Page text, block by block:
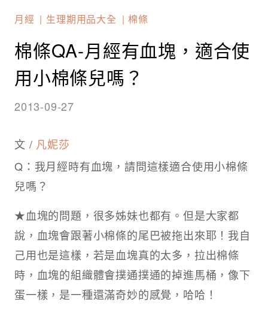
月經 生理期用品大全 棉條
棉條QA-月經有血塊，適合使
用小棉條兒嗎？
2013-09-27
文 / 凡妮莎
Q：我月經時有血塊，請問這樣適合使用小棉條
兒嗎？
★血塊的問題，很多姊妹也都有。但是大家都
說，血塊會跟著小棉條的尾巴被拖出來耶！我自
己用也是這樣，若是血塊真的太多，拉出棉條
時，血塊的組織體會撲通撲通的掉進馬桶，像下
蛋一樣，是一種還滿奇妙的感覺，哈哈！